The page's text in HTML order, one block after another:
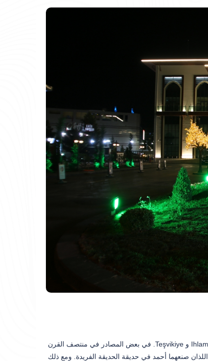
على تقاطع Nüzhetiye Caddesi بين Ihlamur و Teşvikiye. في بعض المصادر في منتصف القرن
صنعهما أحمد في حديقة الحديقة الفريدة. ومع ذلك